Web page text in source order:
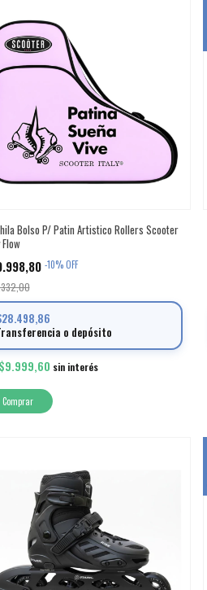
Bolso P/ Patin Artistico Rollers Scooter
-10%OFF
o depósito
$9.999,60 sin interés
Comprar